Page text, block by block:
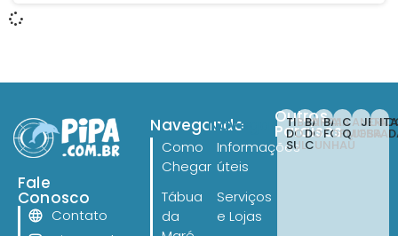
Fale
Conosco
Contato
Navegando
Como
Chegar
Tábua
da
Navegando
Informações
úteis
Serviços
e Lojas
Outros
Paraísos
TIBAU
DO
SUL
BARRA
DO
CUNHAÚ
BAIA
FORMOSA
CANOA